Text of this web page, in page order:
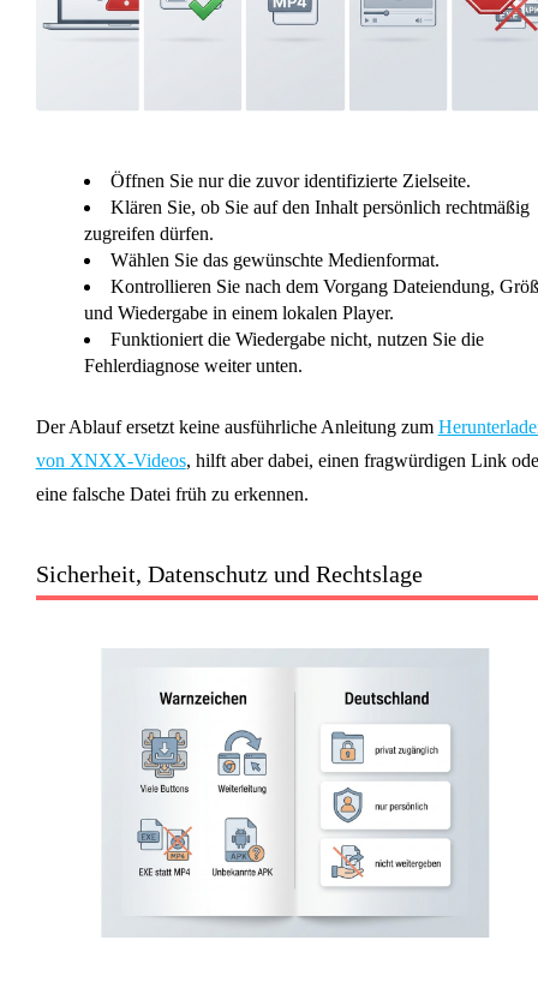
Öffnen Sie nur die zuvor identifizierte Zielseite.
Klären Sie, ob Sie auf den Inhalt persönlich rechtmäßig
zugreifen dürfen.
Wählen Sie das gewünschte Medienformat.
Kontrollieren Sie nach dem Vorgang Dateiendung,
und Wiedergabe in einem lokalen Player.
Funktioniert die Wiedergabe nicht, nutzen Sie die
Fehlerdiagnose weiter unten.
Der Ablauf ersetzt keine ausführliche Anleitung zum
von XNXX-Videos, hilft aber dabei, einen fragwürdigen Link
eine falsche Datei früh zu erkennen.
Sicherheit, Datenschutz und Rechtslage